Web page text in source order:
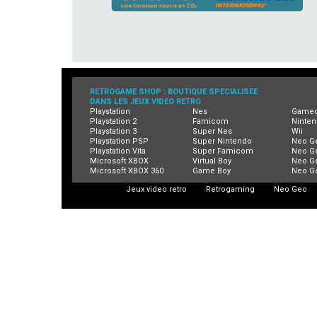
RETROGAME SHOP : BOUTIQUE SPECIALISEE
DANS LES JEUX VIDEO RETRO
Playstation
Playstation 2
Playstation 3
Playstation PSP
Playstation Vita
Microsoft XBOX
Microsoft XBOX 360
Nes
Famicom
Super Nes
Super Nintendo
Super Famicom
Virtual Boy
Game Boy
Wii
Neo
Neo
Neo
Neo
Jeux video retro
Retrogaming Neo Geo